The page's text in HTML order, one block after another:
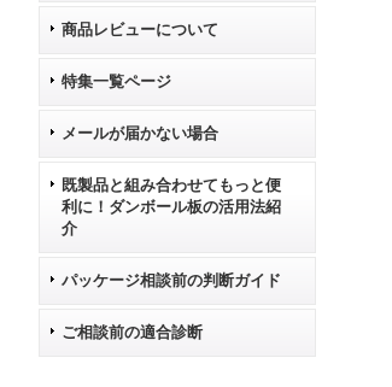
商品レビューについて
特集一覧ページ
メールが届かない場合
既製品と組み合わせてもっと便
利に！ダンボール板の活用法紹
介
パッケージ相談前の判断ガイド
ご相談前の適合診断